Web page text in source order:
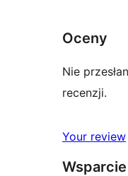
Oceny
Nie
recenzji.
Your review
Wsparcie